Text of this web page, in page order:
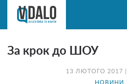
13 ЛЮТОГО 2017 |
НОВИНИ
За крок до ШОУ